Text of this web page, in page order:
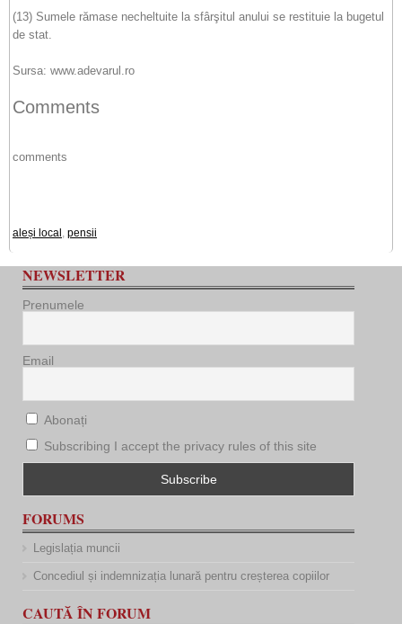
(13) Sumele rămase necheltuite la sfârşitul anului se restituie la bugetul
de stat.
Sursa: www.adevarul.ro
Comments
comments
aleși local , pensii
NEWSLETTER
Prenumele
Email
Abonați
Subscribing I accept the privacy rules of this site
FORUMS
Legislația muncii
Concediul și indemnizația lunară pentru creșterea copiilor
CAUTĂ ÎN FORUM